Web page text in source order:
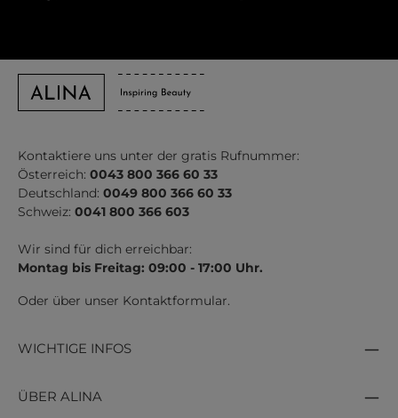
Kontaktiere uns unter der gratis Rufnummer:
Österreich: 0043 800 366 60 33
Deutschland: 0049 800 366 60 33
Schweiz: 0041 800 366 603
Wir sind für dich erreichbar:
Montag bis Freitag: 09:00 - 17:00 Uhr.
Oder über unser Kontaktformular.
WICHTIGE INFOS
ÜBER ALINA